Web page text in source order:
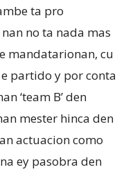
ta pro
no ta nada mas
mandatarionan, cu
e partido y por conta
‘team B’ den
mester hinca den
actuacion como
ey pasobra den